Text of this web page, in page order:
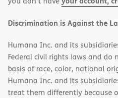
Discrimination is Against the
Humana Inc. and its
Federal civil rights laws and
basis of race, color, national
Humana Inc. and its
treat them differently because